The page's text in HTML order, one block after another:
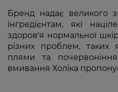
Бренд надає великого
інгредієнтам, які
здоров'я нормальної
різних проблем, таких
плями та
вмивання Холіка